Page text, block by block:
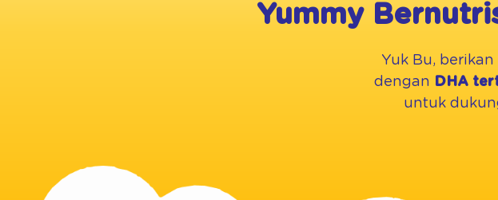
Yummy
Yuk Bu,
dengan DHA
untuk